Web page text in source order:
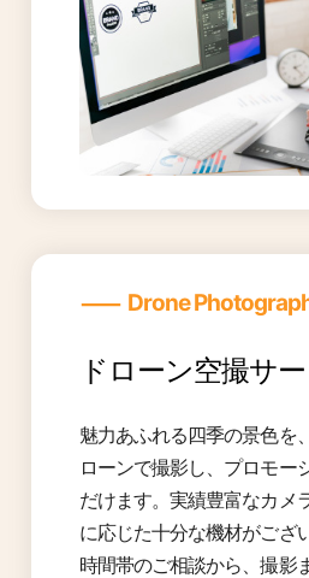
― Drone
ドローン空撮サ
魅力あふれる四季の景色を
ローンで撮影し、プロモー
だけます。実績豊富なカメ
に応じた十分な機材がござ
時間帯のご相談から、撮影